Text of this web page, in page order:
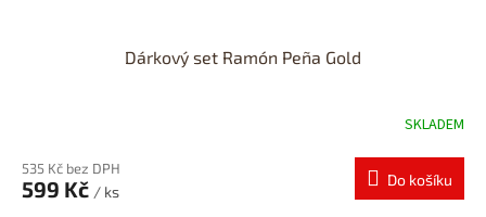
Dárkový set Ramón Peña Gold
SKLADEM
535 Kč bez DPH
599 Kč / ks
Do košíku